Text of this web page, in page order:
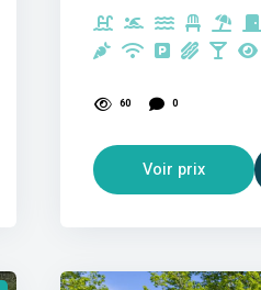
60 0
Voir prix